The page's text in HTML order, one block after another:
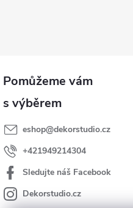
eshop@dekorstudio.cz
+421949214304
Sledujte náš Facebook
Dekorstudio.cz